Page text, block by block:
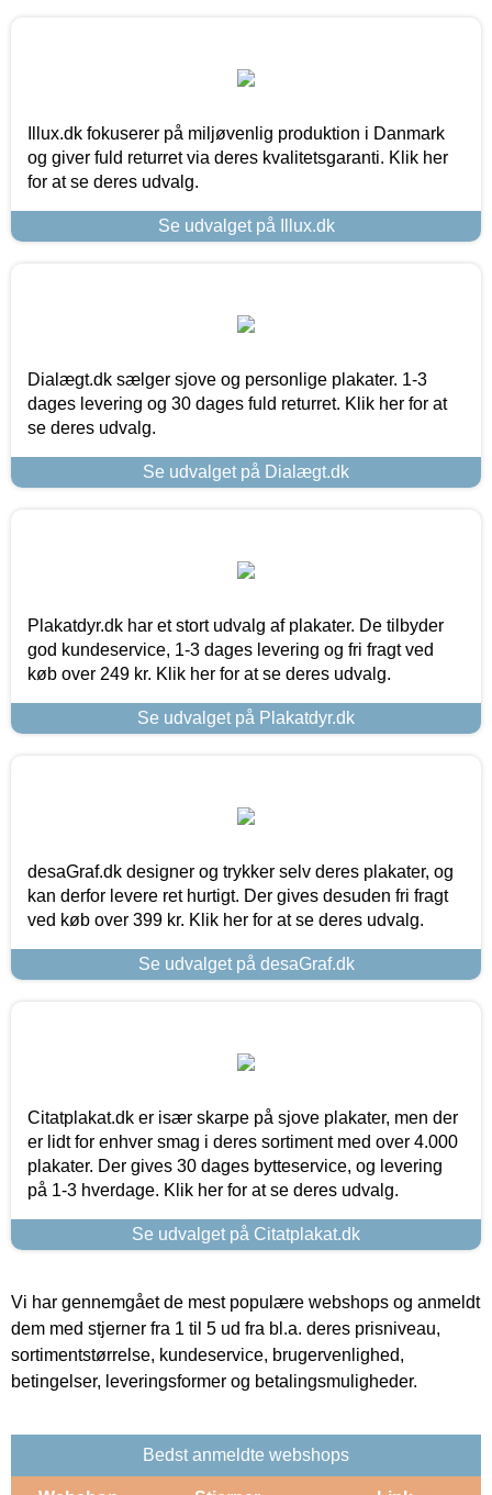
Illux.dk fokuserer på miljøvenlig produktion i Danmark
og giver fuld returret via deres kvalitetsgaranti. Klik her
for at se deres udvalg.
Se udvalget på Illux.dk
Dialægt.dk sælger sjove og personlige plakater. 1-3
dages levering og 30 dages fuld returret. Klik her for at
se deres udvalg.
Se udvalget på Dialægt.dk
Plakatdyr.dk har et stort udvalg af plakater. De tilbyder
god kundeservice, 1-3 dages levering og fri fragt ved
køb over 249 kr. Klik her for at se deres udvalg.
Se udvalget på Plakatdyr.dk
desaGraf.dk designer og trykker selv deres plakater, og
kan derfor levere ret hurtigt. Der gives desuden fri fragt
ved køb over 399 kr. Klik her for at se deres udvalg.
Se udvalget på desaGraf.dk
Citatplakat.dk er især skarpe på sjove plakater, men der
er lidt for enhver smag i deres sortiment med over 4.000
plakater. Der gives 30 dages bytteservice, og levering
på 1-3 hverdage. Klik her for at se deres udvalg.
Se udvalget på Citatplakat.dk
Vi har gennemgået de mest populære webshops og anmeldt
dem med stjerner fra 1 til 5 ud fra bl.a. deres prisniveau,
sortimentstørrelse, kundeservice, brugervenlighed,
betingelser, leveringsformer og betalingsmuligheder.
Bedst anmeldte webshops